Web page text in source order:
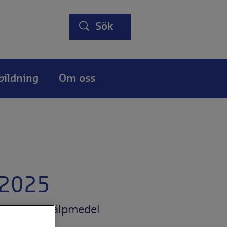
Sök
Om oss
Fokus Hjälpmedel